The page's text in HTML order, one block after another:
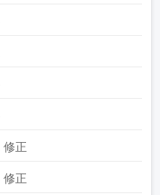
修正
修正